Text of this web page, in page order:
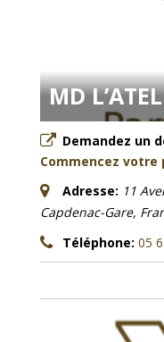
MD
Demandez un
Commencez votre
Adresse: 11
Capdenac-Gare,
Téléphone: 05